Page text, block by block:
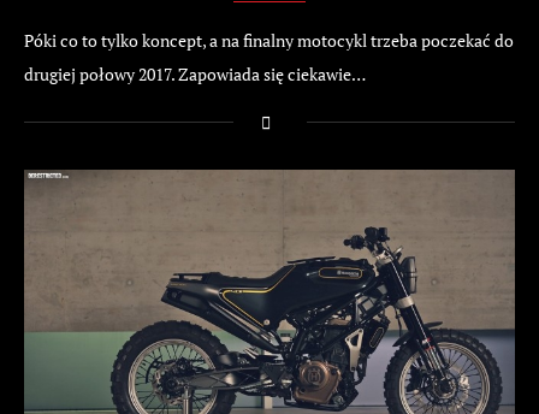
Póki co to tylko koncept, a na finalny motocykl trzeba poczekać do
drugiej połowy 2017. Zapowiada się ciekawie…